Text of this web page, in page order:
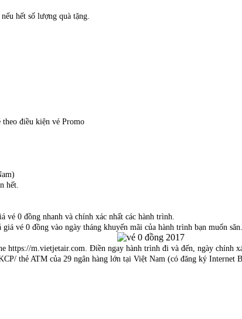
hết số lượng quà tặng.
điều kiện vé Promo
hết.
0 đồng nhanh và chính xác nhất các hành trình.
vé 0 đồng vào ngày tháng khuyến mãi của hành trình bạn muốn
m.vietjetair.com. Điền ngay hành trình đi và đến, ngày chính
thẻ ATM của 29 ngân hàng lớn tại Việt Nam (có đăng ký Internet